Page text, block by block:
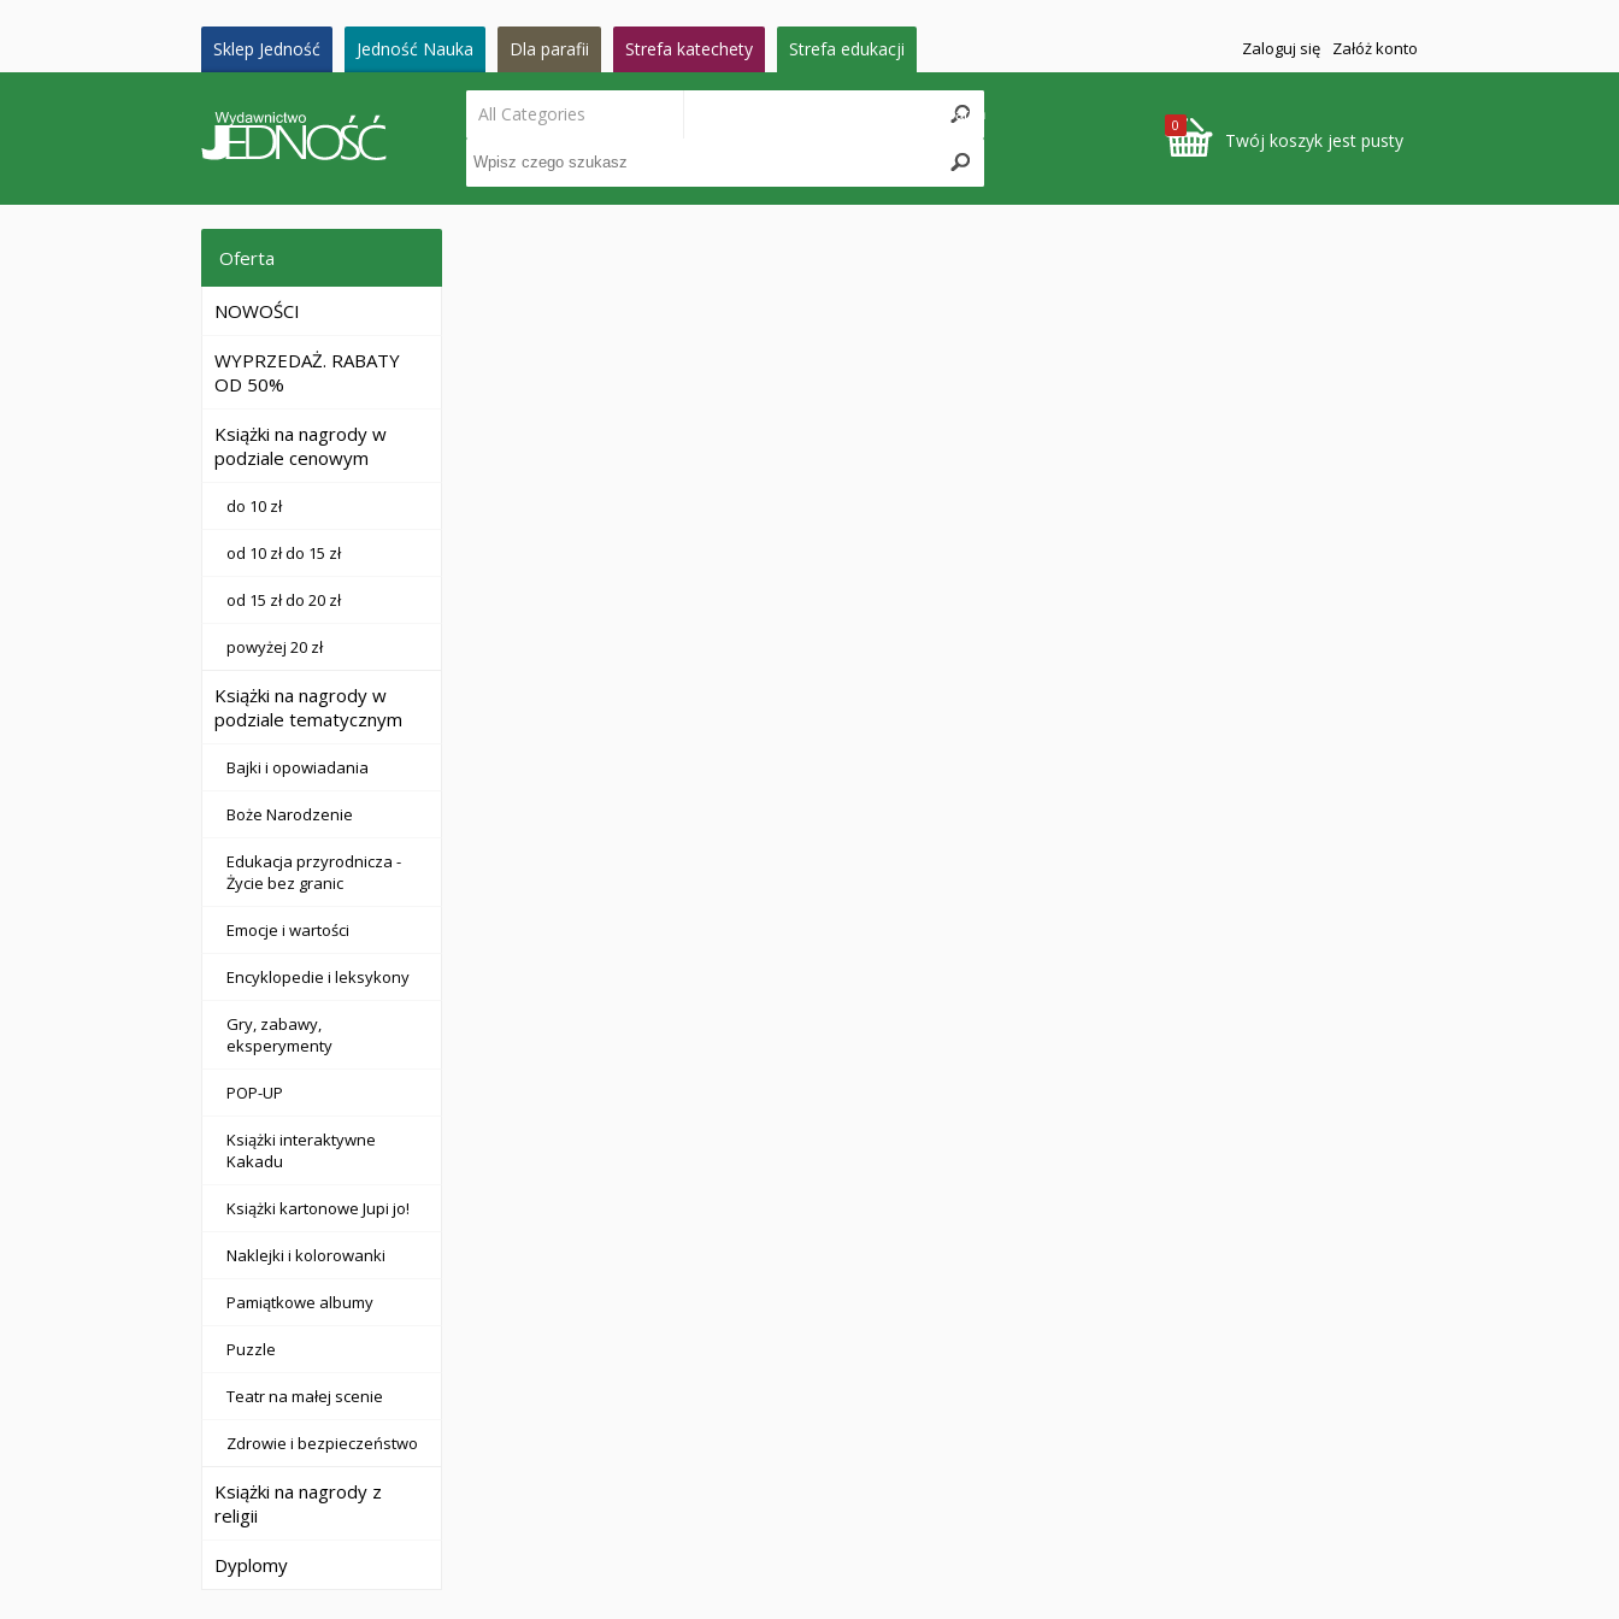
Sklep Jedność Jedność Nauka Dla parafii Strefa katechety Strefa edukacji Zaloguj się Załóż konto
All Categories Search
0
Twój koszyk jest pusty
Oferta
NOWOŚCI
WYPRZEDAŻ. RABATY
OD 50%
Książki na nagrody w
podziale cenowym
do 10 zł
od 10 zł do 15 zł
od 15 zł do 20 zł
powyżej 20 zł
Książki na nagrody w
podziale tematycznym
Bajki i opowiadania
Boże Narodzenie
Edukacja przyrodnicza -
Życie bez granic
Emocje i wartości
Encyklopedie i leksykony
Gry, zabawy,
eksperymenty
POP-UP
Książki interaktywne
Kakadu
Książki kartonowe Jupi jo!
Naklejki i kolorowanki
Pamiątkowe albumy
Puzzle
Teatr na małej scenie
Zdrowie i bezpieczeństwo
Książki na nagrody z
religii
Dyplomy